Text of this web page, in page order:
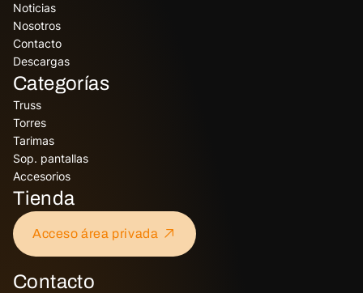
Noticias
Nosotros
Contacto
Descargas
Categorías
Truss
Torres
Tarimas
Sop. pantallas
Accesorios
Tienda
Acceso área privada
Contacto